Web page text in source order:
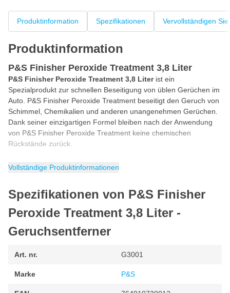
Produktinformation Spezifikationen Vervollständigen
Produktinformation
P&S Finisher Peroxide Treatment 3,8 Liter
P&S Finisher Peroxide Treatment 3,8 Literist ein
Spezialprodukt zur schnellen Beseitigung von üblen Gerüchen im
Auto. P&S Finisher Peroxide Treatment beseitigt den Geruch von
Schimmel, Chemikalien und anderen unangenehmen Gerüchen.
Dank seiner einzigartigen Formel bleiben nach der Anwendung
von P&S Finisher Peroxide Treatment keine chemischen
Rückstände zurück.
Wie wendet man P&S Finisher Peroxide
einzigartigen Formeleinfach anzuwenden. Eine der wichtigsten
Eigenschaften ist die einfache Anwendung. Befolgen Sie die
nachstehenden Schritte, um mit dem P&S Finisher Peroxide
Treatment das beste Ergebnis für Ihr Auto zu erzielen.
Carpet Bomber.
Sprühen Sie P&S Finisher Peroxide Treatment direkt auf die
Vollständige Produktinformationen
Spezifikationen von P&S Finisher
Peroxide Treatment 3,8 Liter -
Geruchsentferner
Art. nr. G3001
Marke P&S